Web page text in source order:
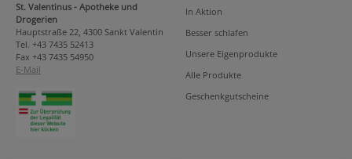
St. Valentinus - Apotheke und
Drogerien
Hauptstraße 22, 4300 Sankt Valentin
Tel. +43 7435 52413
Fax +43 7435 54950
E-Mail
In Aktion
Besser schlafen
Unsere Eigenprodukte
Alle Produkte
Geschenkgutscheine